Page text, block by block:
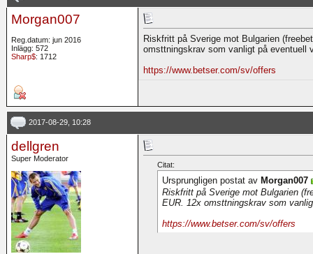
Morgan007
Reg.datum: jun 2016
Inlägg: 572
Sharp$: 1712
Riskfritt på Sverige mot Bulgarien
omsttningskrav som vanligt på eventuell
https://www.betser.com/sv/offers
2017-08-29, 10:28
dellgren
Super Moderator
Citat:
Ursprungligen postat av Morgan007
Riskfritt på Sverige mot Bulgarien
EUR. 12x omsttningskrav som
https://www.betser.com/sv/offers